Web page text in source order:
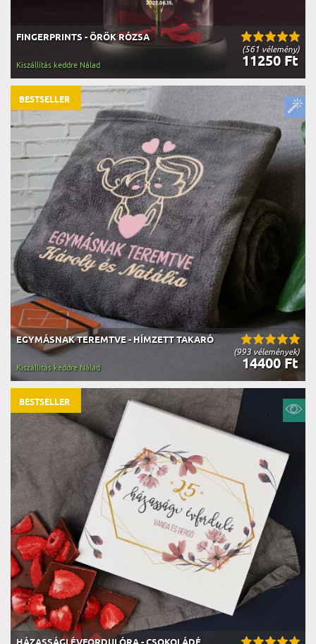
(561 vélemény)
FINGERPRINTS - ÖRÖK RÓZSA
11250 Ft
Kiszállítás keddre Nálad
(993 vélemények)
EGYMÁSNAK TEREMTVE - HÍMZETT TAKARÓ
14400 Ft
Kiszállítás keddre Nálad
BESTSELLER
BESTSELLER